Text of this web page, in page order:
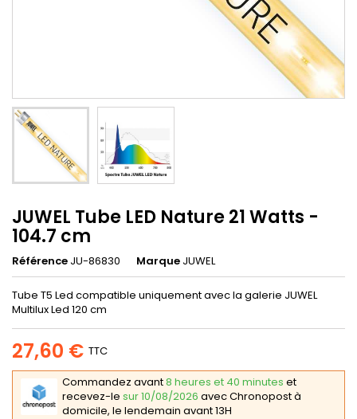
JUWEL Tube LED Nature 21 Watts -
104.7 cm
Référence JU-86830 Marque JUWEL
Tube T5 Led compatible uniquement avec la galerie JUWEL
Multilux Led 120 cm
27,60 € TTC
Commandez avant8 heures et 40 minutes et
recevez-le sur 10/08/2026 avec Chronopost à
domicile, le lendemain avant 13H